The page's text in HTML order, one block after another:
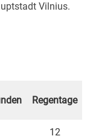
Vilnius.
Regentage
12